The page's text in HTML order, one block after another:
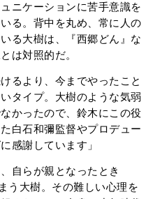
ニケーションに苦手意識を
る。背中を丸め、常に人の
る大樹は、『西郷どん』な
は対照的だ。
るより、今までやったこと
タイプ。大樹のような気弱
かったので、鈴木にこの役
白石和彌監督やプロデュー
感謝しています」
自らが親となったとき
う大樹。その難しい心理を